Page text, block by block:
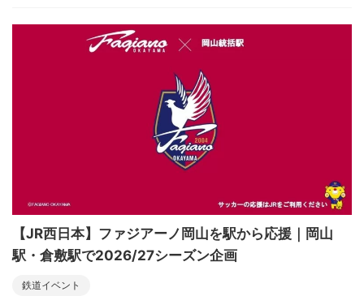
【JR西日本】ファジアーノ岡山を駅から応援｜岡山
駅・倉敷駅で2026/27シーズン企画
鉄道イベント